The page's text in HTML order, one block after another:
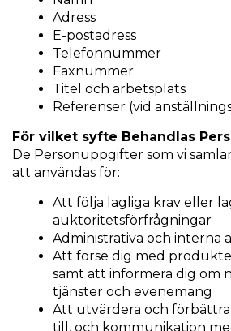
Adress
E-postadress
Telefonnummer
Faxnummer
Titel och arbetsplats
Referenser (vid
För vilket syfte Behandlas
De Personuppgifter som vi
att användas för:
Att följa lagliga krav eller
auktoritetsförfrågningar
Administrativa och interna
Att förse dig med
samt att informera dig om
tjänster och evenemang
Att utvärdera och
till, och kommunikation